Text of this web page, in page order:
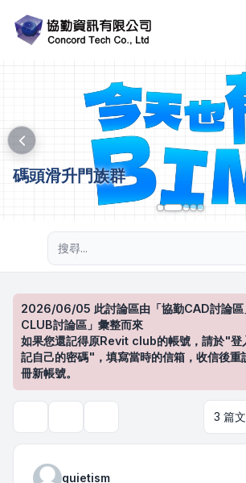
碼頭滑升門族群
2026/06/05 此討論區由「協勤CAD討論區
CLUB討論區」彙整而來
如果您還記得原Revit club的帳號，請於"
記自己的密碼"，填寫當時的信箱，收信後重
冊新帳號。
3 篇
quietism